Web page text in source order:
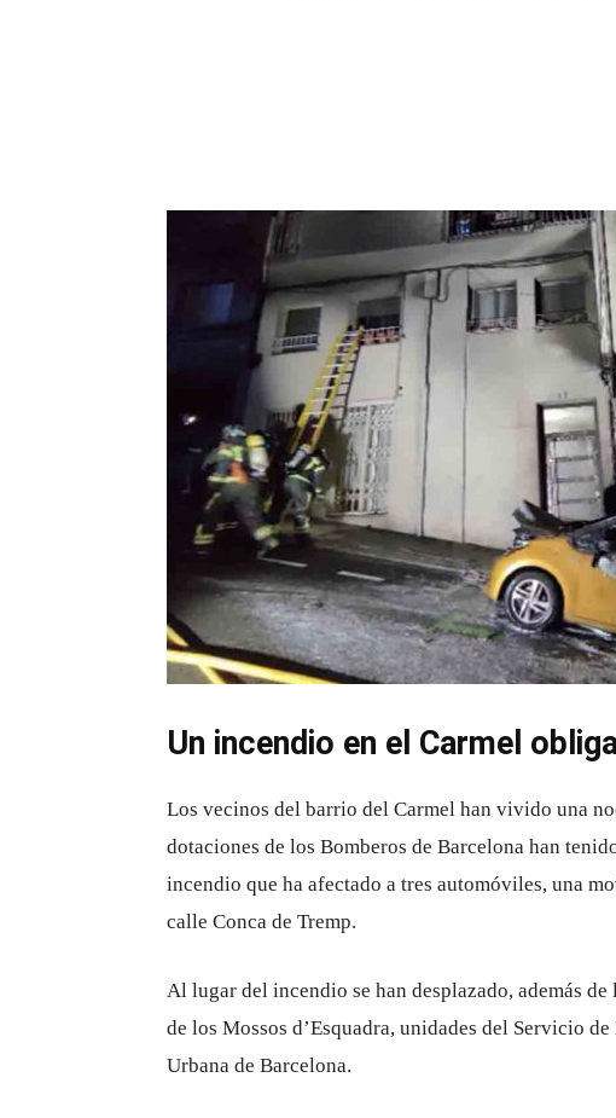
Un incendio en el Carmel
Los vecinos del barrio del Carmel han vivido una
dotaciones de los Bomberos de Barcelona han
incendio que ha afectado a tres automóviles, una
calle Conca de Tremp.
Al lugar del incendio se han desplazado, además
de los Mossos d’Esquadra, unidades del Servicio
Urbana de Barcelona.